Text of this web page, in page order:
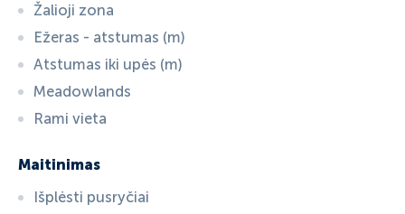
Žalioji zona
Ežeras - atstumas (m)
Atstumas iki upės (m)
Meadowlands
Rami vieta
Maitinimas
Išplėsti pusryčiai